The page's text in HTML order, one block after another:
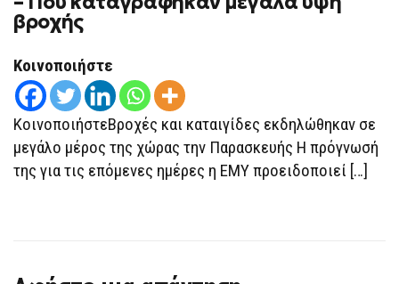
βροχής
Κοινοποιήστε
ΚοινοποιήστεBροχές και καταιγίδες εκδηλώθηκαν σε
μεγάλο μέρος της χώρας την Παρασκευής Η πρόγνωσή
της για τις επόμενες ημέρες η ΕΜΥ προειδοποιεί […]